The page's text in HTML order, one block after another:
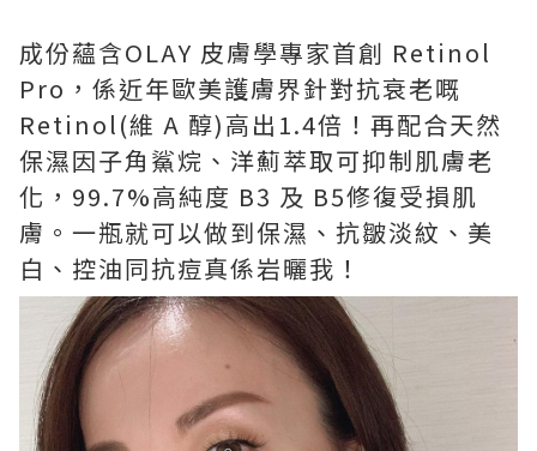
成份蘊含OLAY 皮膚學專家首創 Retinol
Pro，係近年歐美護膚界針對抗衰老嘅
Retinol(維 A 醇)高出1.4倍！再配合天然
保濕因子角鯊烷、洋薊萃取可抑制肌膚老
化，99.7%高純度 B3 及 B5修復受損肌
膚。一瓶就可以做到保濕、抗皺淡紋、美
白、控油同抗痘真係岩曬我！